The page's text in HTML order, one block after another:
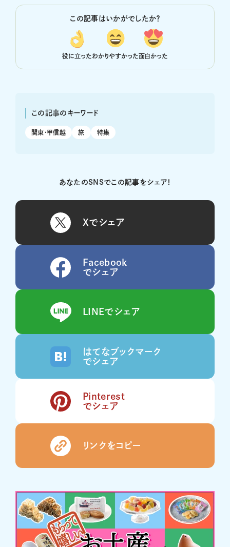
この記事はいかがでしたか？
役に立ったわかりやすかった面白かった
この記事のキーワード
関東・甲信越 旅 特集
あなたのSNSでこの記事をシェア！
Xでシェア
Facebook
でシェア
LINEでシェア
はてなブックマーク
でシェア
Pinterest
でシェア
リンクをコピー